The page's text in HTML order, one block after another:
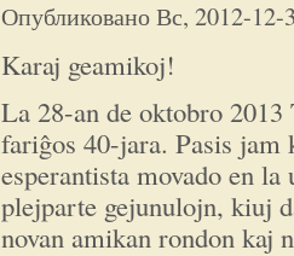
ОпубликованоВс, 2012-12-
Karaj geamikoj!
La 28-an de oktobro 2013
fariĝos 40-jara. Pasis
esperantista movado en
plejparte gejunulojn, kiuj
novan amikan rondon kaj